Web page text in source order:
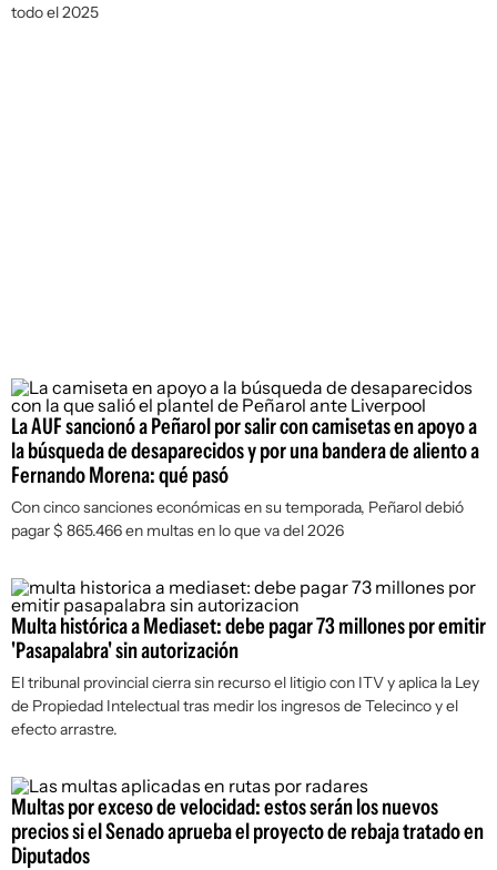
todo el 2025
La AUF sancionó a Peñarol por salir con camisetas en apoyo a
la búsqueda de desaparecidos y por una bandera de aliento a
Fernando Morena: qué pasó
Con cinco sanciones económicas en su temporada, Peñarol debió
pagar $ 865.466 en multas en lo que va del 2026
Multa histórica a Mediaset: debe pagar 73 millones por emitir
'Pasapalabra' sin autorización
El tribunal provincial cierra sin recurso el litigio con ITV y aplica la Ley
de Propiedad Intelectual tras medir los ingresos de Telecinco y el
efecto arrastre.
Multas por exceso de velocidad: estos serán los nuevos
precios si el Senado aprueba el proyecto de rebaja tratado en
Diputados